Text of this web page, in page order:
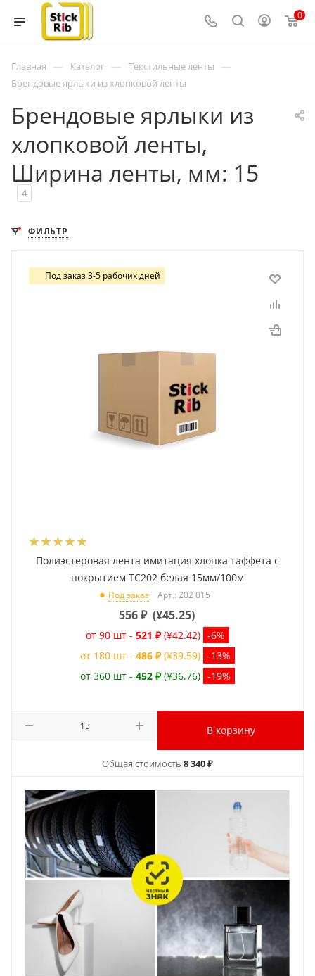
0
Главная — Каталог — Текстильные ленты —
Брендовые ярлыки из хлопковой ленты
Брендовые ярлыки из
хлопковой ленты,
Ширина ленты, мм: 15
4
ФИЛЬТР
Под заказ 3-5 рабочих дней
Полиэстеровая лента имитация хлопка таффета с
покрытием TC202 белая 15мм/100м
Под заказ Арт.: 202 015
556₽ (¥45.25)
от 90 шт - 521 ₽ (¥42.42) -6%
от 180 шт - 486 ₽ (¥39.59) -13%
от 360 шт - 452 ₽ (¥36.76) -19%
В корзину
Общая стоимость 8 340 ₽